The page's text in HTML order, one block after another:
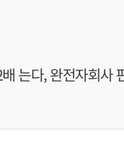
는다, 완전자회사